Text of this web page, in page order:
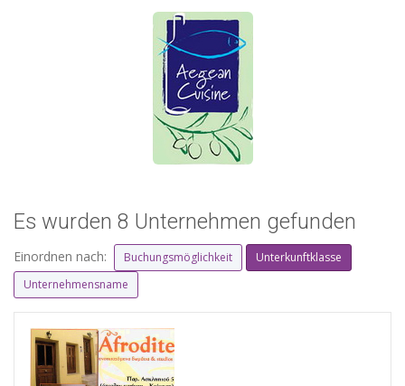
Es wurden 8 Unternehmen gefunden
Einordnen nach: Buchungsmöglichkeit
Unterkunftklasse
Unternehmensname